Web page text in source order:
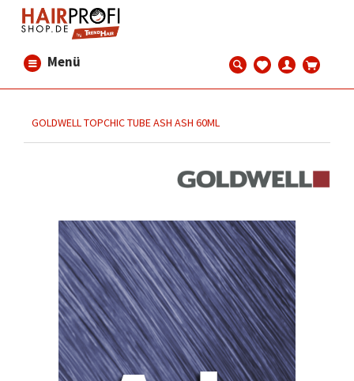
Menü
GOLDWELL TOPCHIC TUBE ASH ASH 60ML